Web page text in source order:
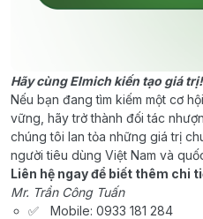
Hãy cùng Elmich kiến tạo giá trị!
Nếu bạn đang tìm kiếm một cơ
vững, hãy trở thành đối tác
chúng tôi lan tỏa những giá trị
người tiêu dùng Việt Nam và
Liên hệ ngay để biết thêm chi
Mr. Trần Công Tuấn
Mobile: 0933 181 284